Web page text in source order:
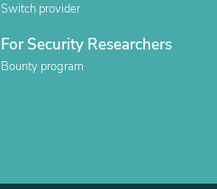
Switch provider
For Security Researchers
Bounty program